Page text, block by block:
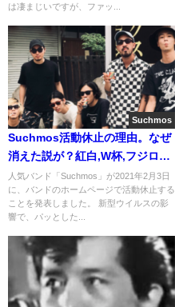
は凄まじいですが、ファッ...
Suchmos
Suchmos活動休止の理由。なぜ
消えた説が？紅白,W杯,フジロッ
クと人気
人気バンド「Suchmos」が2021年2月3日
に、バンドのホームページで活動休止する
ことを発表しました。 新型ウイルスの影
響で、パッとした...